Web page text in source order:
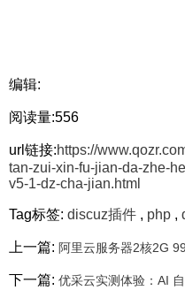
编辑:
阅读量:556
url链接:https://
tan-zui-xin-fu-jian-da-zhe-
v5-1-dz-cha-jian.html
Tag标签: discuz插件 , php ,
上一篇: 阿里云服务器2核2G
下一篇: 优采云实测体验：AI